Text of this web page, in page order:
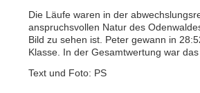
Die Läufe waren in der
anspruchsvollen Natur des
Bild zu sehen ist. Peter gewann in
Klasse. In der Gesamtwertung war das
Text und Foto: PS